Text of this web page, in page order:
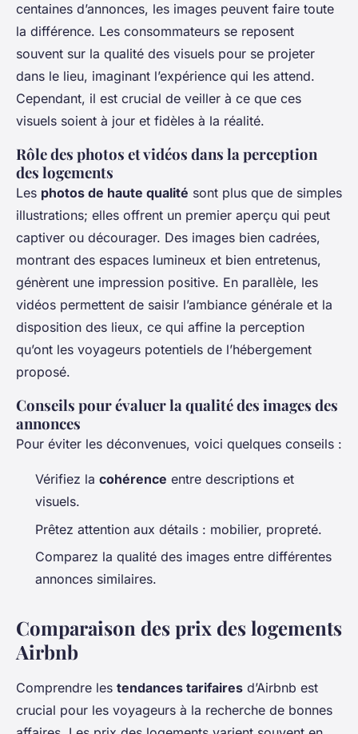
centaines d’annonces, les images peuvent faire toute
la différence. Les consommateurs se reposent
souvent sur la qualité des visuels pour se projeter
dans le lieu, imaginant l’expérience qui les attend.
Cependant, il est crucial de veiller à ce que ces
visuels soient à jour et fidèles à la réalité.
Rôle des photos et vidéos dans la perception
des logements
Les photos de haute qualité sont plus que de simples
illustrations; elles offrent un premier aperçu qui peut
captiver ou décourager. Des images bien cadrées,
montrant des espaces lumineux et bien entretenus,
génèrent une impression positive. En parallèle, les
vidéos permettent de saisir l’ambiance générale et la
disposition des lieux, ce qui affine la perception
qu’ont les voyageurs potentiels de l’hébergement
proposé.
Conseils pour évaluer la qualité des images des
annonces
Pour éviter les déconvenues, voici quelques conseils :
Vérifiez la cohérence entre descriptions et
visuels.
Prêtez attention aux détails : mobilier, propreté.
Comparez la qualité des images entre différentes
annonces similaires.
Comparaison des prix des logements
Airbnb
Comprendre les tendances tarifaires d’Airbnb est
crucial pour les voyageurs à la recherche de bonnes